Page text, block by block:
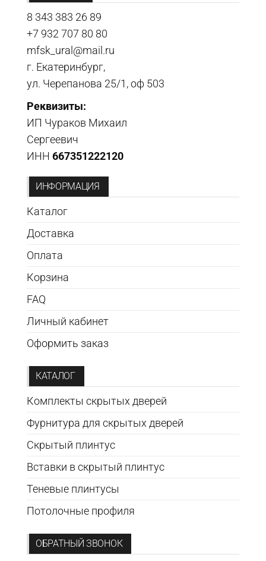
8 343 383 26 89
+7 932 707 80 80
mfsk_ural@mail.ru
г. Екатеринбург,
ул. Черепанова 25/1, оф 503
Реквизиты:
ИП Чураков Михаил
Сергеевич
ИНН 667351222120
ИНФОРМАЦИЯ
Каталог
Доставка
Оплата
Корзина
FAQ
Личный кабинет
Оформить заказ
КАТАЛОГ
Комплекты скрытых дверей
Фурнитура для скрытых дверей
Скрытый плинтус
Вставки в скрытый плинтус
Теневые плинтусы
Потолочные профиля
ОБРАТНЫЙ ЗВОНОК